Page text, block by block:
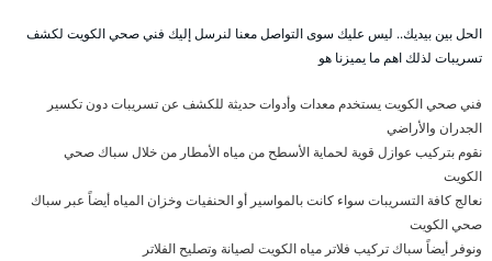
الحل بين بيديك.. ليس عليك سوى التواصل معنا لنرسل إليك فني صحي الكويت لكشف
تسريبات لذلك اهم ما يميزنا هو
فني صحي الكويت يستخدم معدات وأدوات حديثة للكشف عن تسريبات دون تكسير
الجدران والأراضي
نقوم بتركيب عوازل قوية لحماية الأسطح من مياه الأمطار من خلال سباك صحي
الكويت
نعالج كافة التسريبات سواء كانت بالمواسير أو الحنفيات وخزان المياه أيضاً عبر سباك
صحي الكويت
ونوفر أيضاً سباك تركيب فلاتر مياه الكويت لصيانة وتصليح الفلاتر